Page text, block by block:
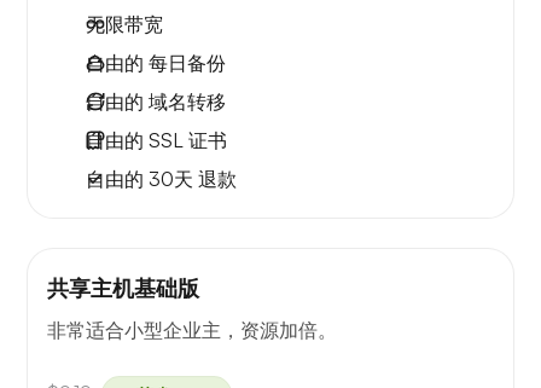
无限带宽
自由的 每日备份
自由的 域名转移
自由的 SSL 证书
自由的 30天 退款
共享主机基础版
非常适合小型企业主，资源加倍。